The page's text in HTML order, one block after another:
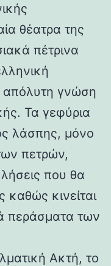
θέατρα της
πέτρινα
απόλυτη γνώση
Τα γεφύρια
λάσπης, μόνο
πετρών,
που θα
καθώς κινείται
περάσματα των
Ακτή, το